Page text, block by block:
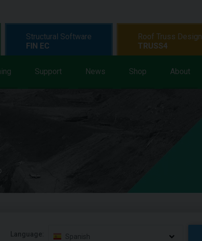
Support News Shop About
Structural Software
FIN EC
Roof Truss Design
TRUSS4
Language: Spanish